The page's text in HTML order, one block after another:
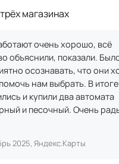
магазинах
очень хорошо, всё
объяснили, показали.
осознавать, что они
нам выбрать. В
и купили два автомата
и песочный. Очень
2025, Яндекс.Карты